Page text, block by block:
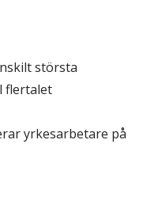
största
flertalet
yrkesarbetare på